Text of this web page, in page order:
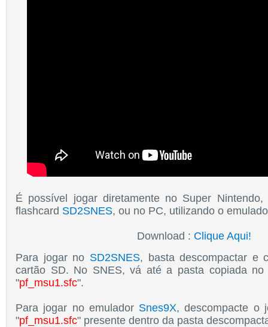
É possível jogar diretamente no Super
flashcard SD2SNES, ou no PC, utilizando o
Download : Clique Aqui!
Para jogar no SD2SNES, basta descompactar e
cartão SD. No SNES, vá até a pasta copiada
"pf_msu1.sfc".
Para jogar no emulador Snes9X, descompacte o
"pf_msu1.sfc" presente dentro da pasta